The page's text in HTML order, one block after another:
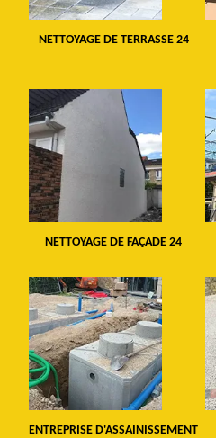
NETTOYAGE DE TERRASSE 24
NETTOYAGE DE FAÇADE 24
ENTREPRISE D'ASSAINISSEMENT